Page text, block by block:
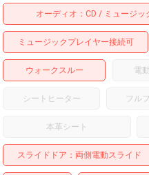
オーディオ CD ミュージッ
ミュージックプレイヤー接続可
ウォークスルー 電
シートヒーター フル
本革シート
スライドドア 両側電動スライド